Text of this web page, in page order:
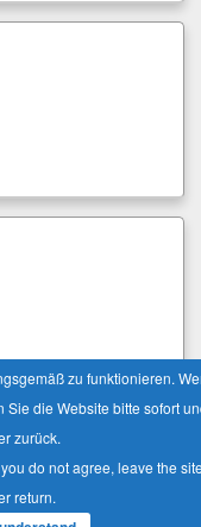
Rechte vorbehalten.
zu funktionieren.
die Website bitte sofort
zurück.
do not agree, leave the
return.